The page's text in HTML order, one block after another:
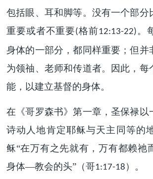
包括眼、耳和脚等。没有一个部分
重要或者不重要(格前12:13-22) 。
身体的一部分，都同样重要；但并
为领䄂、老师和传道者。因此，每
能，以建立基督的身体。
在《哥罗森书》第一章，圣保禄以
诗动人地肯定耶稣与天主同等的
稣“在万有之先就有，万有都赖祂
身体—教会的头”（哥1:17-18 ）。